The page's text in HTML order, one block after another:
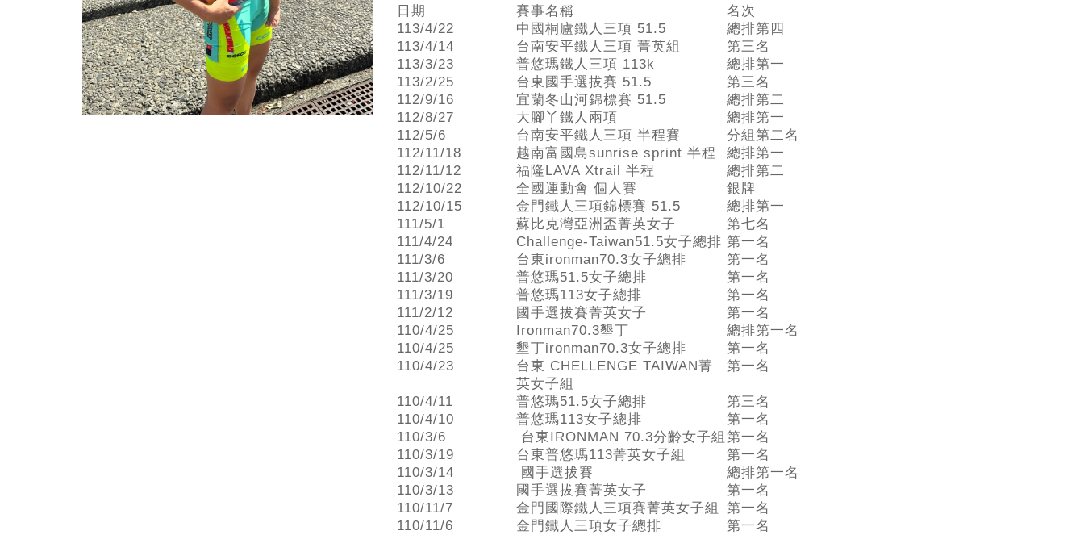
日期 賽事名稱
名次
113/4/22
中國桐廬鐵人三項 51.5
總排第四
113/4/14
台南安平鐵人三項 菁英組
第三名
113/3/23
普悠瑪鐵人三項 113k
總排第一
113/2/25
台東國手選拔賽 51.5
第三名
112/9/16
宜蘭冬山河錦標賽 51.5
總排第二
112/8/27
大腳丫鐵人兩項
總排第一
112/5/6
台南安平鐵人三項 半程賽
分組第二名
112/11/18
越南富國島sunrise sprint 半程
總排第一
112/11/12
福隆LAVA Xtrail 半程
總排第二
112/10/22
全國運動會 個人賽
銀牌
112/10/15
金門鐵人三項錦標賽 51.5
總排第一
111/5/1
蘇比克灣亞洲盃菁英女子
第七名
111/4/24
Challenge-Taiwan51.5女子總排 第一名
111/3/6
台東ironman70.3女子總排
第一名
111/3/20
普悠瑪51.5女子總排
第一名
111/3/19
普悠瑪113女子總排
第一名
111/2/12
國手選拔賽菁英女子
第一名
110/4/25
Ironman70.3墾丁
總排第一名
110/4/25
墾丁ironman70.3女子總排
第一名
110/4/23
台東 CHELLENGE TAIWAN菁
英女子組
第一名
110/4/11 普悠瑪51.5女子總排
第三名
110/4/10
普悠瑪113女子總排
第一名
110/3/6
台東IRONMAN 70.3分齡女子組 第一名
110/3/19
台東普悠瑪113菁英女子組
第一名
110/3/14
國手選拔賽
總排第一名
110/3/13
國手選拔賽菁英女子
第一名
110/11/7
金門國際鐵人三項賽菁英女子組
第一名
110/11/6
金門鐵人三項女子總排
第一名